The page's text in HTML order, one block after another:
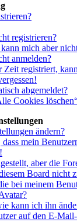
registrieren?
mich aber
anmelden?
registriert,
abgemeldet?
Cookies
ändern?
mein
aber die
Board nicht
bei meinem
kann ich ihn
auf den E-